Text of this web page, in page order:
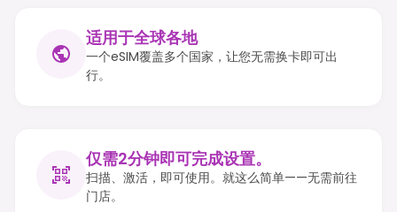
适用于全球各地
一个eSIM覆盖多个国家，让您无需换卡即可出
行。
仅需2分钟即可完成设置。
扫描、激活，即可使用。就这么简单——无需前往
门店。